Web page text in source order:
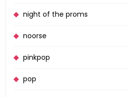
night of the proms
noorse
pinkpop
pop